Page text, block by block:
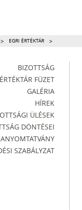
> EGRI ÉRTÉKTÁR >
BIZOTTSÁG
ÉRTÉKTÁR FÜZET
GALÉRIA
HÍREK
ÜLÉSEK
DÖNTÉSEI
SZABÁLYZAT